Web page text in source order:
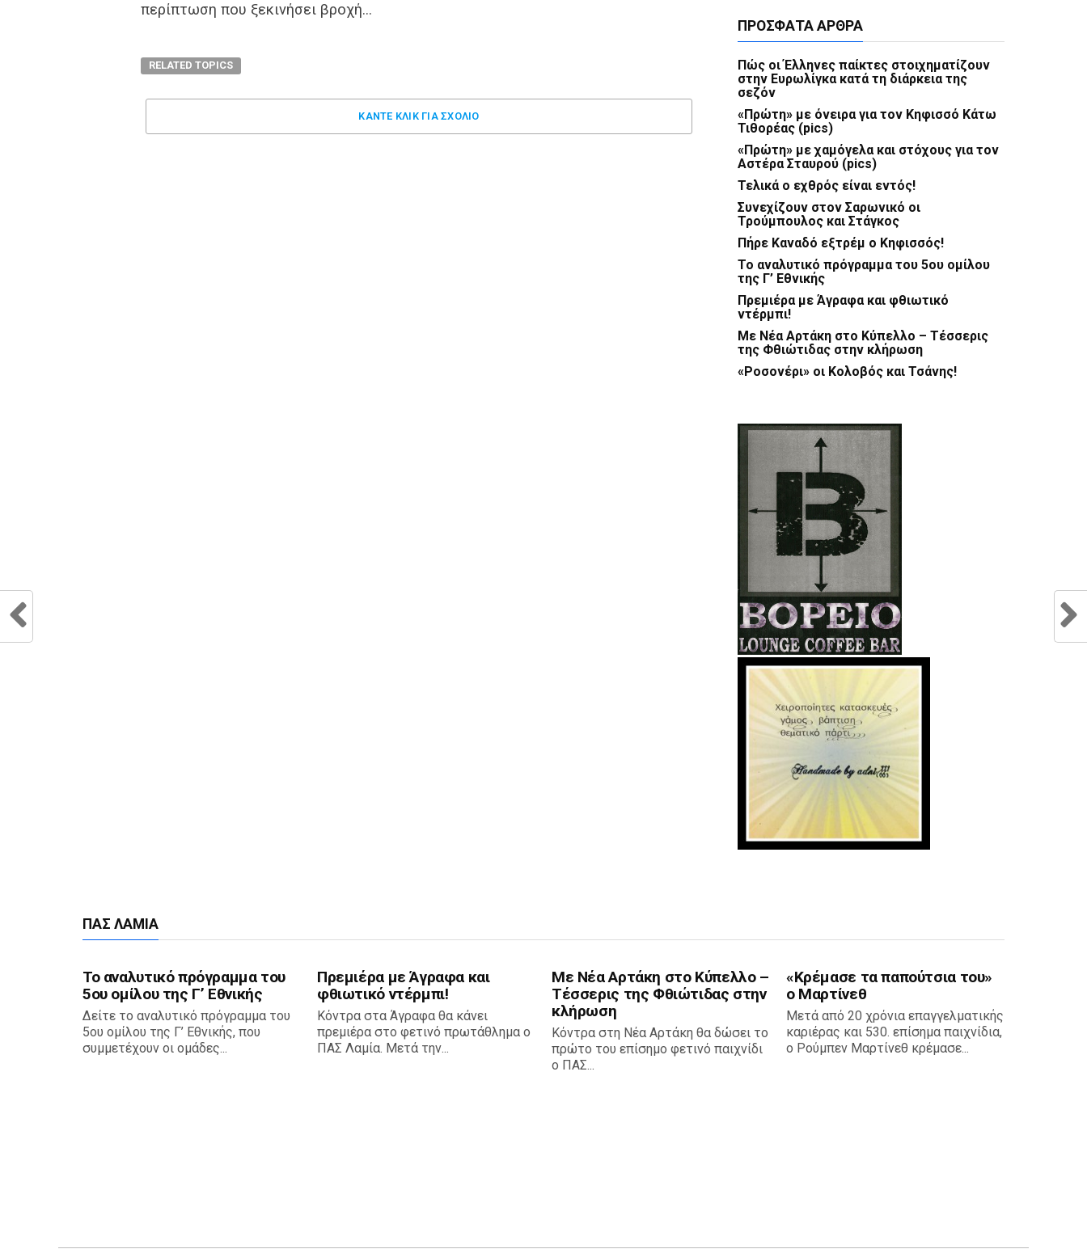
περίπτωση που ξεκινήσει βροχή…
RELATED TOPICS
ΚΑΝΤΕ ΚΛΊΚ ΓΙΑ ΣΧΌΛΙΟ
ΠΡΌΣΦΑΤΑ ΆΡΘΡΑ
Πώς οι Έλληνες παίκτες στοιχηματίζουν
στην Ευρωλίγκα κατά τη διάρκεια της
σεζόν
«Πρώτη» με όνειρα για τον Κηφισσό Κάτω
Τιθορέας (pics)
«Πρώτη» με χαμόγελα και στόχους για τον
Αστέρα Σταυρού (pics)
Τελικά ο εχθρός είναι εντός!
Συνεχίζουν στον Σαρωνικό οι
Τρούμπουλος και Στάγκος
Πήρε Καναδό εξτρέμ ο Κηφισσός!
Το αναλυτικό πρόγραμμα του 5ου ομίλου
της Γ’ Εθνικής
Πρεμιέρα με Άγραφα και φθιωτικό
ντέρμπι!
Με Νέα Αρτάκη στο Κύπελλο – Τέσσερις
της Φθιώτιδας στην κλήρωση
«Ροσονέρι» οι Κολοβός και Τσάνης!
ΠΑΣ ΛΑΜΊΑ
Το αναλυτικό πρόγραμμα του
5ου ομίλου της Γ’ Εθνικής
Δείτε το αναλυτικό πρόγραμμα του
5ου ομίλου της Γ’ Εθνικής, που
συμμετέχουν οι ομάδες...
Πρεμιέρα με Άγραφα και
φθιωτικό ντέρμπι!
Κόντρα στα Άγραφα θα κάνει
πρεμιέρα στο φετινό πρωτάθλημα ο
ΠΑΣ Λαμία. Μετά την...
Με Νέα Αρτάκη στο Κύπελλο –
Τέσσερις της Φθιώτιδας στην
κλήρωση
Κόντρα στη Νέα Αρτάκη θα δώσει το
πρώτο του επίσημο φετινό παιχνίδι
ο ΠΑΣ...
«Κρέμασε τα παπούτσια του»
ο Μαρτίνεθ
Μετά από 20 χρόνια επαγγελματικής
καριέρας και 530. επίσημα παιχνίδια,
ο Ρούμπεν Μαρτίνεθ κρέμασε...